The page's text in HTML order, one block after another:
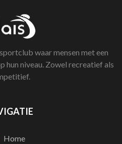
waar mensen met een
hun niveau. Zowel recreatief als
Home